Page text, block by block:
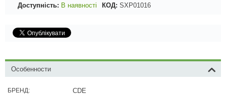
Доступність: В наявності КОД: SXP01016
Особенности
БРЕНД: CDE